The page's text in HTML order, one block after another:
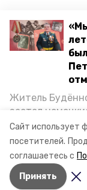
Сайт использует
посетителей.
соглашаетесь с
Принять
Житель
застал
под открытым
дом. Чем
и чем Пётр
материале
Великой
Разделы